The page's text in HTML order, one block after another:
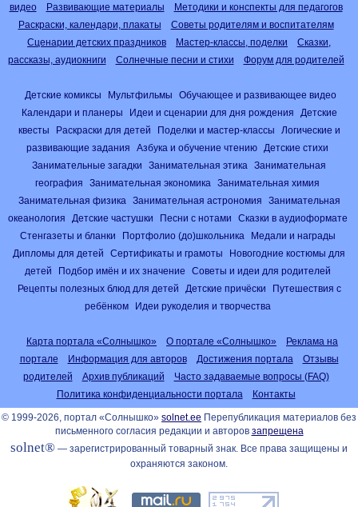
видео
Развивающие материалы
Методики и конспекты для педагогов
Раскраски, календари, плакаты
Советы родителям и воспитателям
Сценарии детских праздников
Мастер-классы, поделки
Сказки,
рассказы, аудиокниги
Солнечные песни и стихи Форум для родителей
Детские комиксы Мультфильмы
Обучающее и развивающее видео
Календари и планеры
Идеи и сценарии для дня рождения
Детские
квесты
Раскраски для детей Поделки и мастер-классы
Логические и
развивающие задания
Азбука и обучение чтению
Детские стихи
Занимательные загадки
Занимательная этика
Занимательная
география
Занимательная экономика
Занимательная химия
Занимательная физика
Занимательная астрономия
Занимательная
океанология
Детские частушки Песни с нотами
Сказки в аудиоформате
Стенгазеты и бланки
Портфолио (до)школьника
Медали и награды
Дипломы для детей
Сертификаты и грамоты
Новогодние костюмы для
детей
Подбор имён и их значение
Советы и идеи для родителей
Рецепты полезных блюд для детей
Детские причёски
Путешествия с
ребёнком
Идеи рукоделия и творчества
Карта портала «Солнышко» О портале «Солнышко»
Реклама на
портале
Информация для авторов Достижения портала
Отзывы
родителей
Архив публикаций
Часто задаваемые вопросы (FAQ)
Политика конфиденциальности портала
Контакты
© 1999-2026, портал «Солнышко» solnet.ee Перепубликация материалов без
письменного согласия редакции и авторов запрещена
solnet® — зарегистрированный товарный знак. Все права защищены и
охраняются законом.